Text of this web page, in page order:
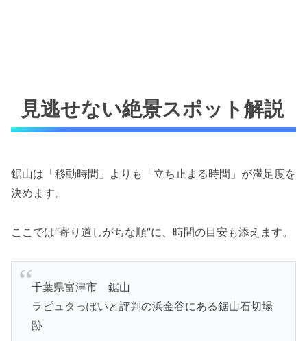
見逃せない絶景スポット解説
鋸山は「移動時間」よりも「立ち止まる時間」が満足度を
決めます。
ここでは“寄り道しがちな順”に、時間の目安も添えます。
千葉県富津市 鋸山
ラピュタっぽいと評判の浜金谷にある鋸山石切場
跡